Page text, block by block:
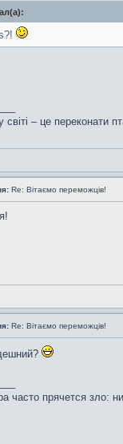
– це переконати
Re: Вітаємо переможців!
Re: Вітаємо переможців!
часто прячется зло: